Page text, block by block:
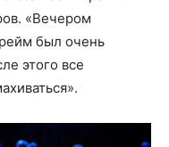
«Вечером
был очень
этого все